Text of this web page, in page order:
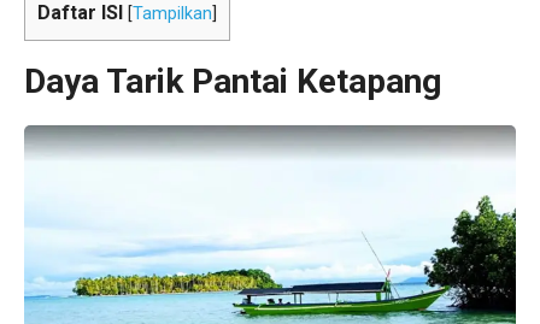
Daftar ISI [Tampilkan
Daya Tarik Pantai Ketapang